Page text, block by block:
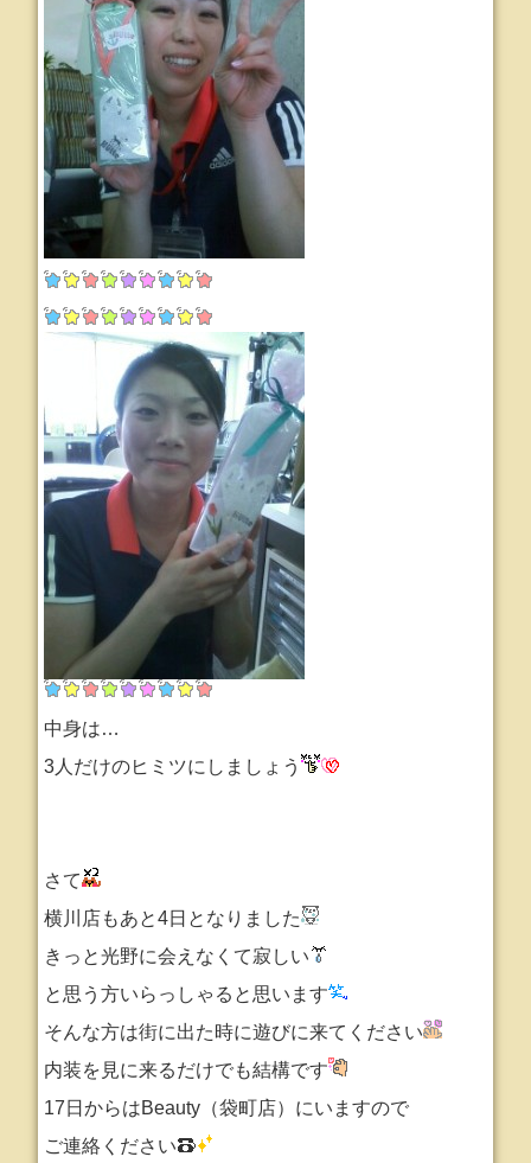
中身は…
3人だけのヒミツにしましょう
さて
横川店もあと4日となりました
きっと光野に会えなくて寂しい
と思う方いらっしゃると思います
そんな方は街に出た時に遊びに来てください
内装を見に来るだけでも結構です
17日からはBeauty（袋町店）にいますので
ご連絡ください